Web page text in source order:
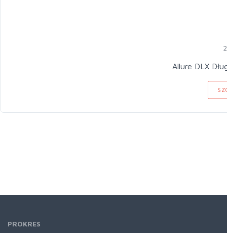
Allure DLX
PROKRES